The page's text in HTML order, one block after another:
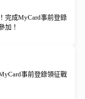
完成MyCard事前登錄
加！
事前登錄領征戰